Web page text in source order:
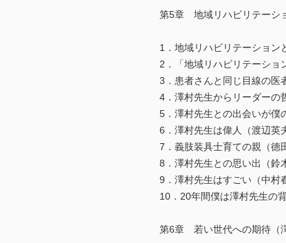
第5章 地域リハビリテーシ
1．地域リハビリテーション
2．「地域リハビリテーショ
3．患者さんと同じ目線の医
4．澤村先生からリーダーの
5．澤村先生との出会いが僕
6．澤村先生は偉人（渡辺英
7．義肢装具士育ての親（德
8．澤村先生との思い出（鈴
9．澤村先生はすごい（中村
10．20年間僕は澤村先生の
第6章 若い世代への期待（